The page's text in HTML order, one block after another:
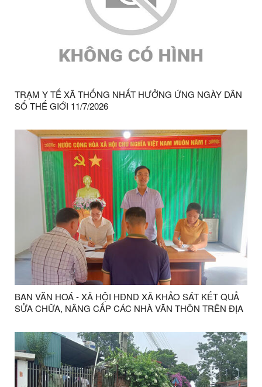
TRẠM Y TẾ XÃ THỐNG NHẤT HƯỞNG ỨNG NGÀY DÂN
SỐ THẾ GIỚI 11/7/2026
BAN VĂN HOÁ - XÃ HỘI HĐND XÃ KHẢO SÁT KẾT QUẢ
SỬA CHỮA, NÂNG CẤP CÁC NHÀ VĂN THÔN TRÊN ĐỊA